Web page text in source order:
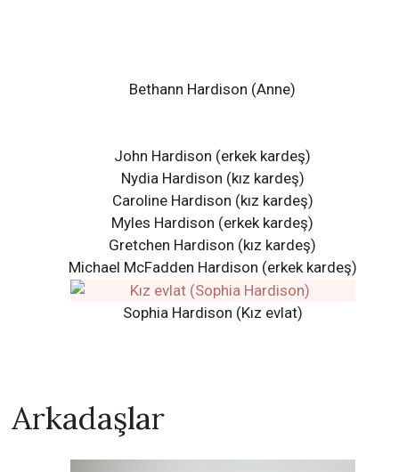
Bethann Hardison (Anne)
John Hardison (erkek kardeş)
Nydia Hardison (kız kardeş)
Caroline Hardison (kız kardeş)
Myles Hardison (erkek kardeş)
Gretchen Hardison (kız kardeş)
Michael McFadden Hardison (erkek kardeş)
Sophia Hardison (Kız evlat)
Arkadaşlar